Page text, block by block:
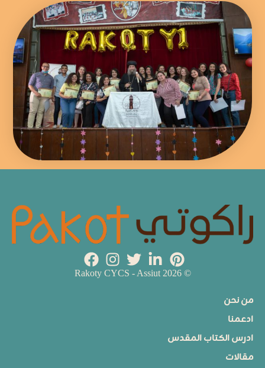
من نحن
ادعمنا
ادرس الكتاب المقدس
مقالات
© 2026 Rakoty CYCS - Assiut